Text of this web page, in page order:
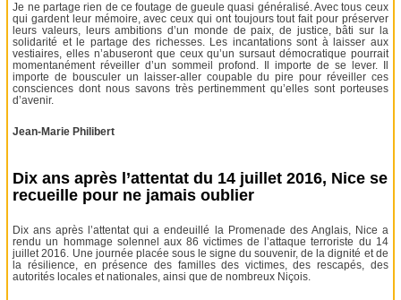
Je ne partage rien de ce foutage de gueule quasi généralisé. Avec tous ceux
qui gardent leur mémoire, avec ceux qui ont toujours tout fait pour préserver
leurs valeurs, leurs ambitions d’un monde de paix, de justice, bâti sur la
solidarité et le partage des richesses. Les incantations sont à laisser aux
vestiaires, elles n’abuseront que ceux qu’un sursaut démocratique pourrait
momentanément réveiller d’un sommeil profond. Il importe de se lever. Il
importe de bousculer un laisser-aller coupable du pire pour réveiller ces
consciences dont nous savons très pertinemment qu’elles sont porteuses
d’avenir.
Jean-Marie Philibert
Dix ans après l’attentat du 14 juillet 2016, Nice se
recueille pour ne jamais oublier
Dix ans après l’attentat qui a endeuillé la Promenade des Anglais, Nice a
rendu un hommage solennel aux 86 victimes de l’attaque terroriste du 14
juillet 2016. Une journée placée sous le signe du souvenir, de la dignité et de
la résilience, en présence des familles des victimes, des rescapés, des
autorités locales et nationales, ainsi que de nombreux Niçois.